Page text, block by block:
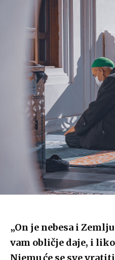
„On je nebesa i
vam obličje daje, i
Njemu će se sve